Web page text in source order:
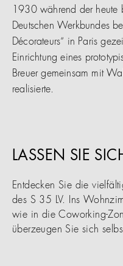
1930 während der heute
Deutschen Werkbundes
Décorateurs“ in Paris
Einrichtung eines
Breuer gemeinsam mit
realisierte.
LASSEN SIE
Entdecken Sie die
des S 35 LV. Ins
wie in die Coworking-
überzeugen Sie sich